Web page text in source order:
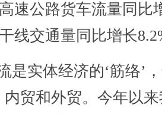
速公路货车流量同比
线交通量同比增长
实体经济的‘筋络’
贸和外贸。今年以